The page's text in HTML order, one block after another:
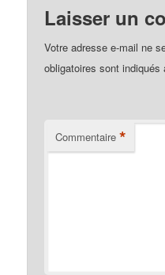
Laisser un
Votre adresse e-mail ne
obligatoires sont
Commentaire *